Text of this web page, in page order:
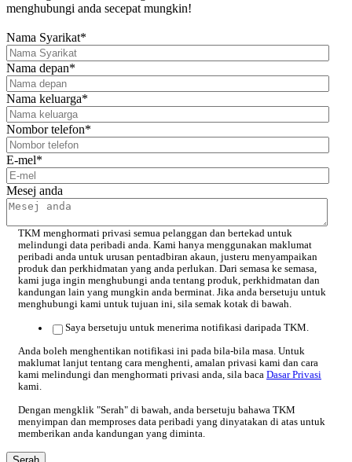
menghubungi anda secepat mungkin!
Nama Syarikat*
Nama depan*
Nama keluarga*
Nombor telefon*
E-mel*
Mesej anda
TKM menghormati privasi semua pelanggan dan bertekad untuk
melindungi data peribadi anda. Kami hanya menggunakan maklumat
peribadi anda untuk urusan pentadbiran akaun, justeru menyampaikan
produk dan perkhidmatan yang anda perlukan. Dari semasa ke semasa,
kami juga ingin menghubungi anda tentang produk, perkhidmatan dan
kandungan lain yang mungkin anda berminat. Jika anda bersetuju untuk
menghubungi kami untuk tujuan ini, sila semak kotak di bawah.
Saya bersetuju untuk menerima notifikasi daripada TKM.
Anda boleh menghentikan notifikasi ini pada bila-bila masa. Untuk
maklumat lanjut tentang cara menghenti, amalan privasi kami dan cara
kami melindungi dan menghormati privasi anda, sila baca Dasar Privasi
kami.
Dengan mengklik "Serah" di bawah, anda bersetuju bahawa TKM
menyimpan dan memproses data peribadi yang dinyatakan di atas untuk
memberikan anda kandungan yang diminta.